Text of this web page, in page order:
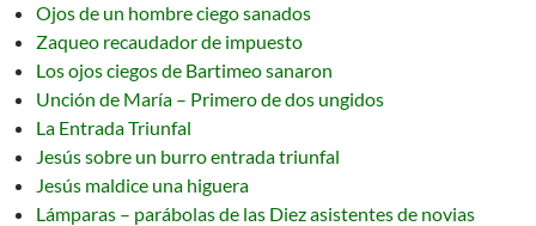
Ojos de un hombre ciego sanados
Zaqueo recaudador de impuesto
Los ojos ciegos de Bartimeo sanaron
Unción de María – Primero de dos ungidos
La Entrada Triunfal
Jesús sobre un burro entrada triunfal
Jesús maldice una higuera
Lámparas – parábolas de las Diez asistentes de novias